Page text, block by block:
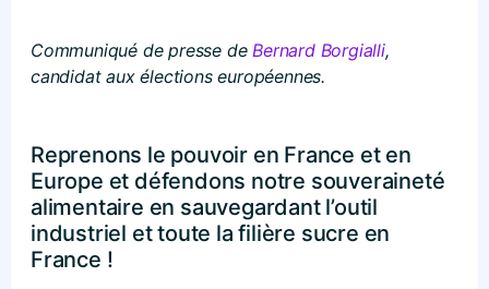
Communiqué de presse deBernard Borgialli,
candidat aux élections européennes.
Reprenons le pouvoir en France et en
Europe et défendons notre souveraineté
alimentaire en sauvegardant l’outil
industriel et toute la filière sucre en
France !